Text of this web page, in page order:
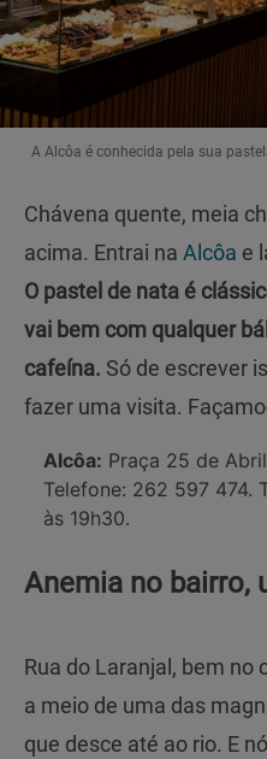
A Alcôa é conhecida pela sua
Chávena quente, meia
acima. Entrai na Alcôa e
O pastel de nata é
vai bem com qualquer
cafeína. Só de escrever
fazer uma visita.
Alcôa: Praça 25 de
Telefone: 262 597 474.
às 19h30.
Anemia no bairro,
Rua do Laranjal, bem no
a meio de uma das
que desce até ao rio. E